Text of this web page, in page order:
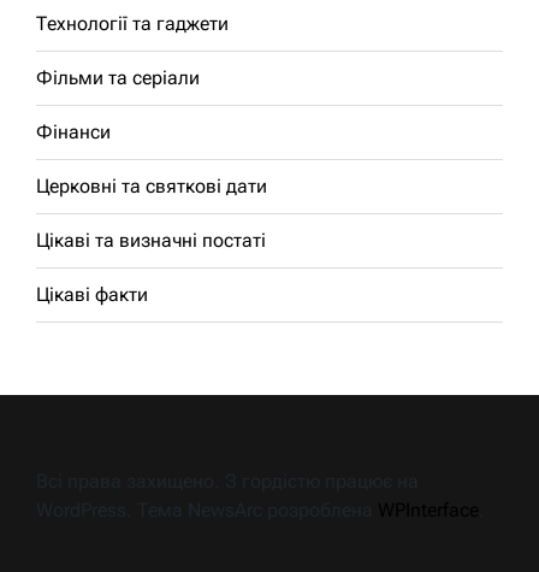
Технології та гаджети
Фільми та серіали
Фінанси
Церковні та святкові дати
Цікаві та визначні постаті
Цікаві факти